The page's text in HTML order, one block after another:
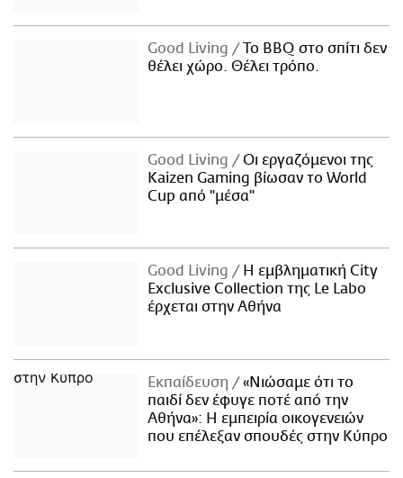
Good Living
Το BBQ στο σπίτι δεν
θέλει χώρο. Θέλει τρόπο.
Good Living
Οι εργαζόμενοι της
Kaizen Gaming βίωσαν το World
Cup από "μέσα"
Good Living
Η εμβληματική City
Exclusive Collection της Le Labo
έρχεται στην Αθήνα
Εκπαίδευση
«Νιώσαμε ότι το
παιδί δεν έφυγε ποτέ από την
Αθήνα»: Η εμπειρία οικογενειών
που επέλεξαν σπουδές στην Κύπρο